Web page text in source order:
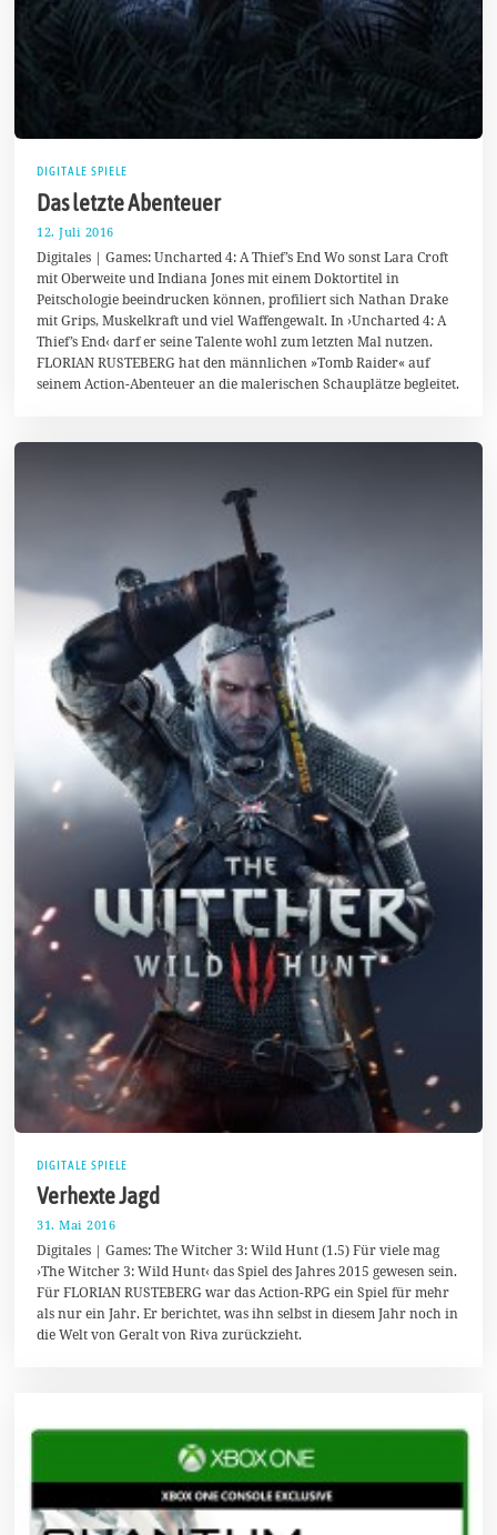
DIGITALE SPIELE
Das letzte Abenteuer
12. Juli 2016
.
J
u
l
i
2
0
1
Digitales | Games: Uncharted 4: A Thief’s End Wo sonst Lara Croft
mit Oberweite und Indiana Jones mit einem Doktortitel in
Peitschologie beeindrucken können, profiliert sich Nathan Drake
mit Grips, Muskelkraft und viel Waffengewalt. In ›Uncharted 4: A
Thief’s End‹ darf er seine Talente wohl zum letzten Mal nutzen.
FLORIAN RUSTEBERG hat den männlichen »Tomb Raider« auf
seinem Action-Abenteuer an die malerischen Schauplätze begleitet.
DIGITALE SPIELE
Verhexte Jagd
31. Mai 2016
.
A
u
g
s
6
Digitales | Games: The Witcher 3: Wild Hunt (1.5) Für viele mag
›The Witcher 3: Wild Hunt‹ das Spiel des Jahres 2015 gewesen sein.
Für FLORIAN RUSTEBERG war das Action-RPG ein Spiel für mehr
als nur ein Jahr. Er berichtet, was ihn selbst in diesem Jahr noch in
die Welt von Geralt von Riva zurückzieht.